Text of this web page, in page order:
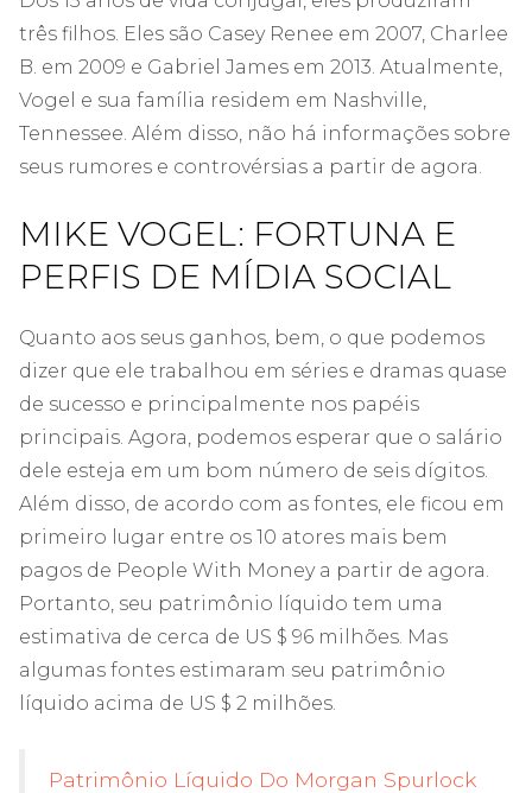
três filhos. Eles são Casey Renee em 2007, Charlee
B. em 2009 e Gabriel James em 2013. Atualmente,
Vogel e sua família residem em Nashville,
Tennessee. Além disso, não há informações sobre
seus rumores e controvérsias a partir de agora.
MIKE VOGEL: FORTUNA E
PERFIS DE MÍDIA SOCIAL
Quanto aos seus ganhos, bem, o que podemos
dizer que ele trabalhou em séries e dramas quase
de sucesso e principalmente nos papéis
principais. Agora, podemos esperar que o salário
dele esteja em um bom número de seis dígitos.
Além disso, de acordo com as fontes, ele ficou em
primeiro lugar entre os 10 atores mais bem
pagos de People With Money a partir de agora.
Portanto, seu patrimônio líquido tem uma
estimativa de cerca de US $ 96 milhões. Mas
algumas fontes estimaram seu patrimônio
líquido acima de US $ 2 milhões.
Patrimônio Líquido Do Morgan Spurlock